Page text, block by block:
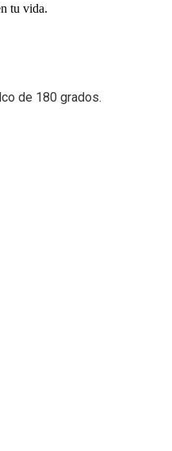
tu vida.
de 180 grados.